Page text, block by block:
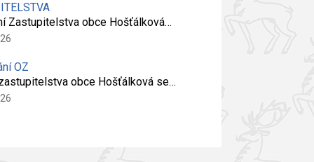
Zastupitelstva obce Hošťálková…
OZ
obce Hošťálková se…